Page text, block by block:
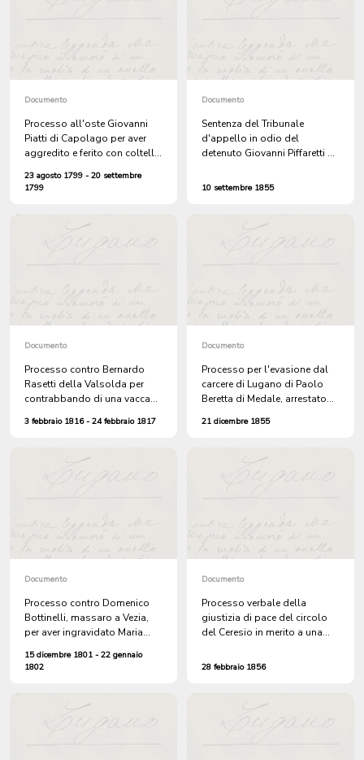
Documento
Processo all'oste Giovanni
Piatti di Capolago per aver
aggredito e ferito con coltello
23 agosto 1799 - 20 settembre
1799
Documento
Sentenza del Tribunale
d'appello in odio del
detenuto Giovanni Piffaretti di
dell'uccisione del fratello
10 settembre 1855
Documento
Processo contro Bernardo
Rasetti della Valsolda per
contrabbando di una vacca
3 febbraio 1816 - 24 febbraio 1817
Documento
Processo per l'evasione dal
carcere di Lugano di Paolo
Beretta di Medale, arrestato
gennaio 1856
21 dicembre 1855
Documento
Processo contro Domenico
Bottinelli, massaro a Vezia,
per aver ingravidato Maria
false promesse di
15 dicembre 1801 - 22 gennaio
1802
Documento
Processo verbale della
giustizia di pace del circolo
del Ceresio in merito a una
Brenni di Melano per
roggia d'acqua
28 febbraio 1856